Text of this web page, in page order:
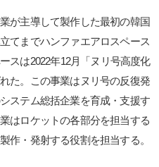
が主導して製作した最初の韓国
てまでハンファエアロスペース
スは2022年12月「ヌリ号高度化
た。この事業はヌリ号の反復発
ステム総括企業を育成・支援す
はロケットの各部分を担当する
作・発射する役割を担当する。